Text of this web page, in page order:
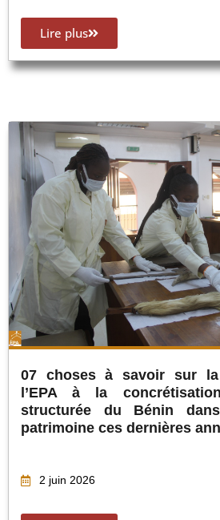
Lire plus
07 choses à savoir sur
l’EPA à la
structurée du Bénin
patrimoine ces dernières
2 juin 2026